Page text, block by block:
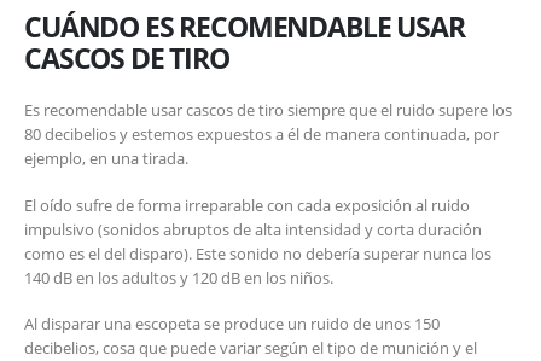
CUÁNDO ES RECOMENDABLE USAR
CASCOS DE TIRO
Es recomendable usar cascos de tiro siempre que el ruido supere los
80 decibelios y estemos expuestos a él de manera continuada, por
ejemplo, en una tirada.
El oído sufre de forma irreparable con cada exposición al ruido
impulsivo (sonidos abruptos de alta intensidad y corta duración
como es el del disparo). Este sonido no debería superar nunca los
140 dB en los adultos y 120 dB en los niños.
Al disparar una escopeta se produce un ruido de unos 150
decibelios, cosa que puede variar según el tipo de munición y el